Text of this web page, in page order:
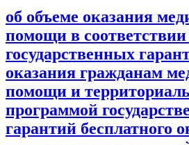
об объеме оказания
помощи в
государственных
оказания гражданам
помощи и
программой
гарантий бесплатного